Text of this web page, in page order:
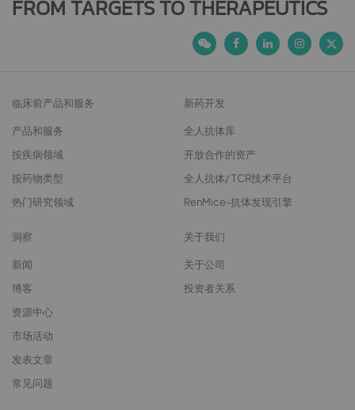
FROM TARGETS TO THERAPEUTICS
临床前产品和服务
产品和服务
按疾病领域
按药物类型
热门研究领域
新药开发
全人抗体库
开放合作的资产
全人抗体/ TCR技术平台
RenMice-抗体发现引擎
洞察
新闻
博客
资源中心
市场活动
发表文章
常见问题
关于我们
关于公司
投资者关系